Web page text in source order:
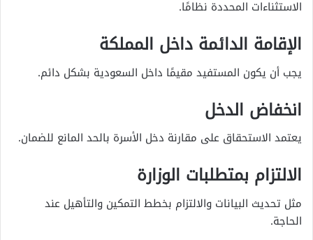
الاستثناءات المحددة نظامًا.
الإقامة الدائمة داخل المملكة
يجب أن يكون المستفيد مقيمًا داخل السعودية بشكل دائم.
انخفاض الدخل
يعتمد الاستحقاق على مقارنة دخل الأسرة بالحد المانع للضمان.
الالتزام بمتطلبات الوزارة
مثل تحديث البيانات والالتزام بخطط التمكين والتأهيل عند
الحاجة.